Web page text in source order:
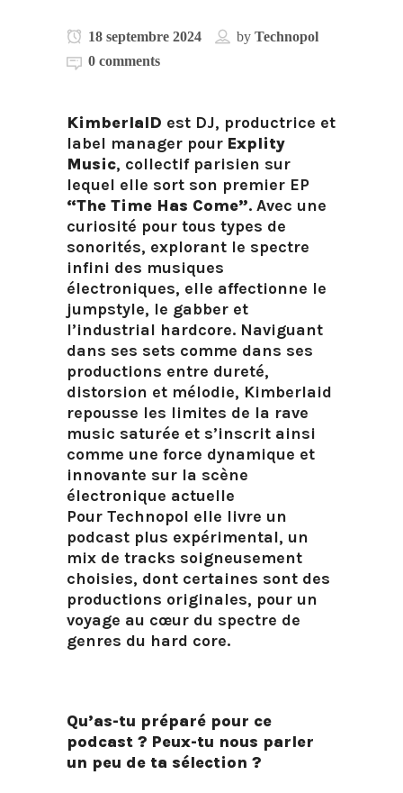
18 septembre 2024 by Technopol
0 comments
KimberlaID est DJ, productrice et
label manager pour Explity
Music, collectif parisien sur
lequel elle sort son premier EP
“The Time Has Come”. Avec une
curiosité pour tous types de
sonorités, explorant le spectre
infini des musiques
électroniques, elle affectionne le
jumpstyle, le gabber et
l’industrial hardcore. Naviguant
dans ses sets comme dans ses
productions entre dureté,
distorsion et mélodie, Kimberlaid
repousse les limites de la rave
music saturée et s’inscrit ainsi
comme une force dynamique et
innovante sur la scène
électronique actuelle
Pour Technopol elle livre un
podcast plus expérimental, un
mix de tracks soigneusement
choisies, dont certaines sont des
productions originales, pour un
voyage au cœur du spectre de
genres du hard core.
Qu’as-tu préparé pour ce
podcast ? Peux-tu nous parler
un peu de ta sélection ?